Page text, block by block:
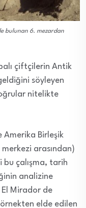
bulunan 6. mezardan
çiftçilerin Antik
söyleyen
nitelikte
Amerika Birleşik
arasından)
bu çalışma, tarih
analizine
El Mirador de
elde edilen